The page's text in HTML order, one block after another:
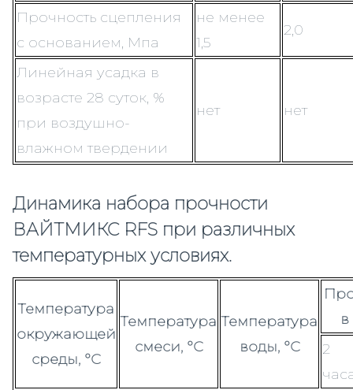
Прочность сцепления
с основанием, Мпа
не менее
1,5
2,0
Линейная усадка в
возрасте 28 суток, %
при воздушно-
влажном твердении
нет нет
Динамика набора прочности
ВАЙТМИКС RFS при различных
температурных условиях.
Температура
окружающей
среды, °С
Температура
смеси, °С
Температура
воды, °С
2